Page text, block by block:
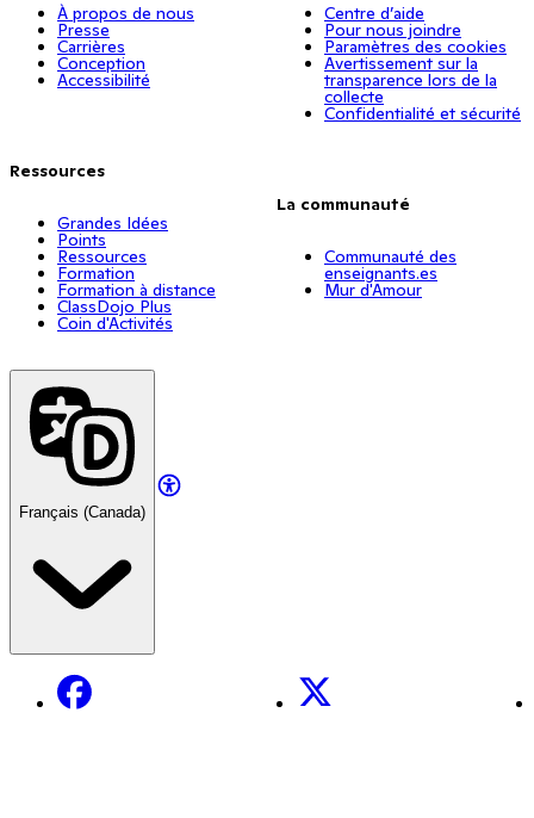
À propos de nous
Presse
Carrières
Conception
Accessibilité
Ressources
Grandes Idées
Points
Ressources
Formation
Formation à distance
ClassDojo Plus
Coin d'Activités
Centre d’aide
Pour nous joindre
Paramètres des cookies
Avertissement sur la
transparence lors de la
collecte
Confidentialité et sécurité
La communauté
Communauté des
enseignants.es
Mur d'Amour
Français (Canada)
Facebook X